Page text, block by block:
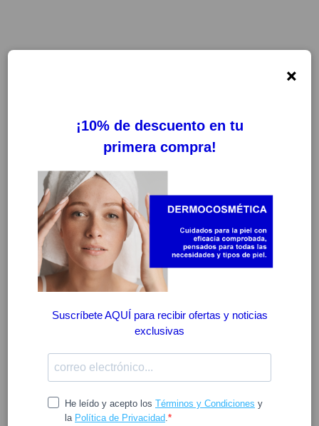
×